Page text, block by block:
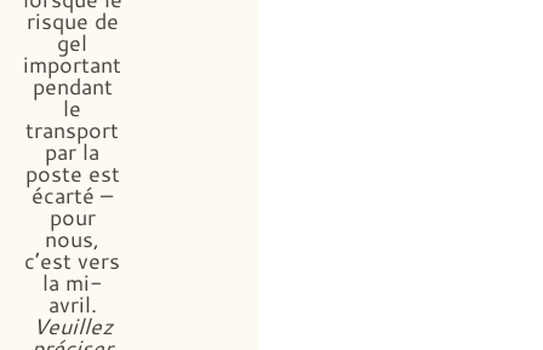
risque de
gel
important
pendant
le
transport
par la
poste est
écarté –
pour
nous,
c’est vers
la mi-
avril.
Veuillez